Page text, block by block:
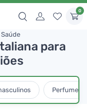
0
Saúde
para
Perfumes